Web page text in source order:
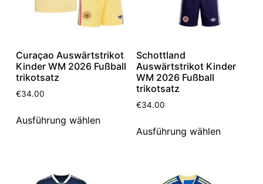
Curaçao Auswärtstrikot
Kinder WM 2026 Fußball
trikotsatz
€34.00
Ausführung wählen
Schottland
Auswärtstrikot Kinder
WM 2026 Fußball
trikotsatz
€34.00
Ausführung wählen